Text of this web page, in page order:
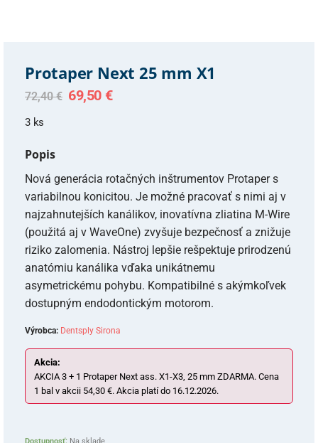
Protaper Next 25 mm X1
72,40€ Original
price
69,50 €Current
3 ks
Popis
Nová generácia rotačných inštrumentov Protaper s
variabilnou konicitou. Je možné pracovať s nimi aj v
najzahnutejších kanálikov, inovatívna zliatina M-Wire
(použitá aj v WaveOne) zvyšuje bezpečnosť a znižuje
riziko zalomenia. Nástroj lepšie rešpektuje prirodzenú
anatómiu kanálika vďaka unikátnemu
asymetrickému pohybu. Kompatibilné s akýmkoľvek
dostupným endodontickým motorom.
Výrobca: Dentsply Sirona
Akcia:
AKCIA 3 + 1 Protaper Next ass. X1-X3, 25 mm ZDARMA. Cena
1 bal v akcii 54,30 €. Akcia platí do 16.12.2026.